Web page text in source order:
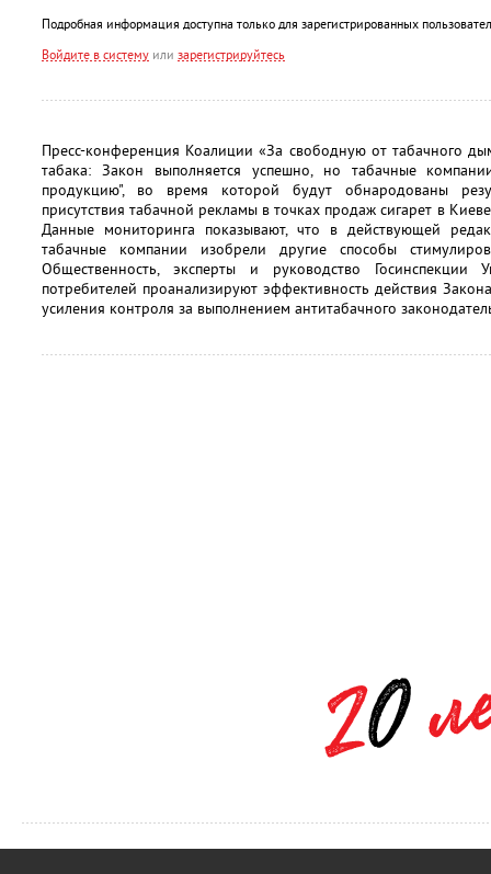
Подробная информация доступна только для зарегистрированных
Войдите в систему или зарегистрируйтесь
Пресс-конференция Коалиции «За свободную от табачного
табака: Закон выполняется успешно, но табачные
продукцию", во время которой будут обнародованы
присутствия табачной рекламы в точках продаж сигарет в
Данные мониторинга показывают, что в действующей
табачные компании изобрели другие способы
Общественность, эксперты и руководство
потребителей проанализируют эффективность действия
усиления контроля за выполнением антитабачного